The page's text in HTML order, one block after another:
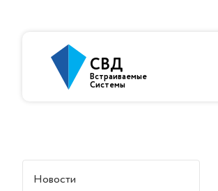
СВД
Встраиваемые
Системы
Новости